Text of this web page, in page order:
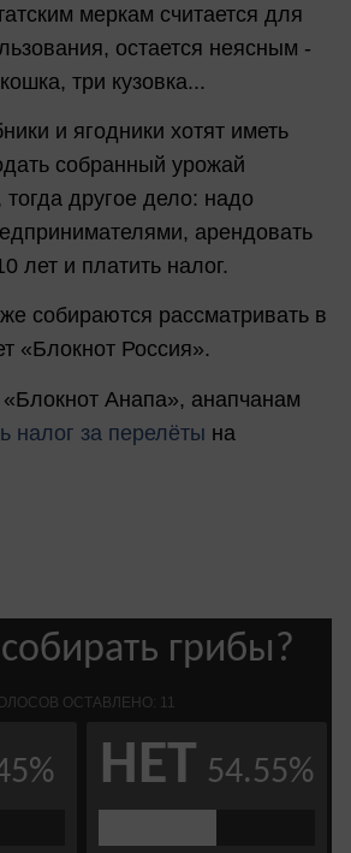
меркам считается для
остается неясным -
три кузовка...
и ягодники хотят иметь
собранный урожай
другое дело: надо
арендовать
лет и платить налог.
собираются рассматривать в
«Блокнот Россия».
Анапа», анапчанам
налог за перелёты на